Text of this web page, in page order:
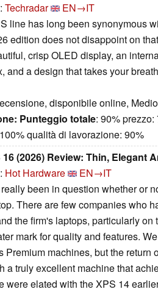
Techradar
EN→IT
line has long been synonymous
edition does not disappoint on
crisp OLED display, an
and a design that takes your
disponibile online,
Punteggio totale: 90%
qualità di lavorazione: 90%
16 (2026) Review: Thin, Elegant
Hot Hardware
EN→IT
been in question whether or
There are few companies who
the firm's laptops, particularly
mark for quality and features.
Premium machines, but the return
a truly excellent machine that
were elated with the XPS 14